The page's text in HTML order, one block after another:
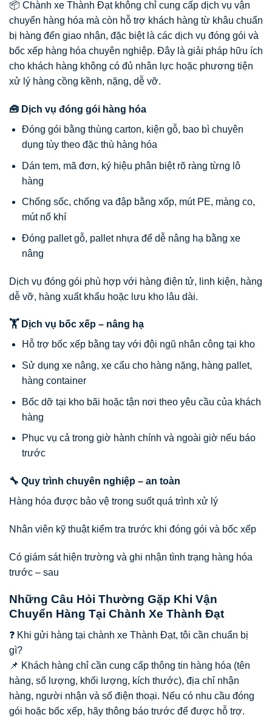
📦 Chành xe Thành Đạt không chỉ cung cấp dịch vụ vận
chuyển hàng hóa mà còn hỗ trợ khách hàng từ khâu chuẩn
bị hàng đến giao nhận, đặc biệt là các dịch vụ đóng gói và
bốc xếp hàng hóa chuyên nghiệp. Đây là giải pháp hữu ích
cho khách hàng không có đủ nhân lực hoặc phương tiện
xử lý hàng cồng kềnh, nặng, dễ vỡ.
🧰 Dịch vụ đóng gói hàng hóa
Đóng gói bằng thùng carton, kiện gỗ, bao bì chuyên
dụng tùy theo đặc thù hàng hóa
Dán tem, mã đơn, ký hiệu phân biệt rõ ràng từng lô
hàng
Chống sốc, chống va đập bằng xốp, mút PE, màng co,
mút nổ khí
Đóng pallet gỗ, pallet nhựa để dễ nâng hạ bằng xe
nâng
Dịch vụ đóng gói phù hợp với hàng điện tử, linh kiện, hàng
dễ vỡ, hàng xuất khẩu hoặc lưu kho lâu dài.
🏋️ Dịch vụ bốc xếp – nâng hạ
Hỗ trợ bốc xếp bằng tay với đội ngũ nhân công tại kho
Sử dụng xe nâng, xe cẩu cho hàng nặng, hàng pallet,
hàng container
Bốc dỡ tại kho bãi hoặc tận nơi theo yêu cầu của khách
hàng
Phục vụ cả trong giờ hành chính và ngoài giờ nếu báo
trước
🔧 Quy trình chuyên nghiệp – an toàn
Hàng hóa được bảo vệ trong suốt quá trình xử lý
Nhân viên kỹ thuật kiểm tra trước khi đóng gói và bốc xếp
Có giám sát hiện trường và ghi nhận tình trạng hàng hóa
trước – sau
Những Câu Hỏi Thường Gặp Khi Vận
Chuyển Hàng Tại Chành Xe Thành Đạt
❓ Khi gửi hàng tại chành xe Thành Đạt, tôi cần chuẩn bị
gì?
📌 Khách hàng chỉ cần cung cấp thông tin hàng hóa (tên
hàng, số lượng, khối lượng, kích thước), địa chỉ nhận
hàng, người nhận và số điện thoại. Nếu có nhu cầu đóng
gói hoặc bốc xếp, hãy thông báo trước để được hỗ trợ.